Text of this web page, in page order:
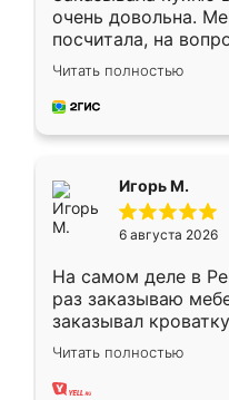
очень довольна.
посчитала, на
Замерщик приехал
делу со всей
за день, ребята
Читать полностью
Игорь М.
6 августа 2026
На самом деле в
раз заказываю
заказывал
ребёнка при его
заказал шкаф-
хорошее сборка
Читать полностью